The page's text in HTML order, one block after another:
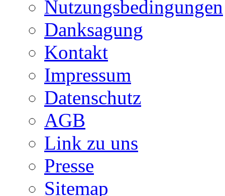
Nutzungsbedingungen
Danksagung
Kontakt
Impressum
Datenschutz
AGB
Link zu uns
Presse
Sitemap